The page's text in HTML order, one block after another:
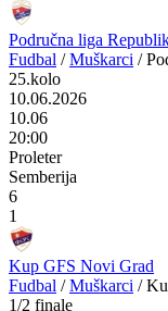
Područna liga
Fudbal / Muškarci /
25.kolo
10.06.2026
10.06
20:00
Proleter
Semberija
6
1
Kup GFS Novi Grad
Fudbal / Muškarci /
1/2 finale